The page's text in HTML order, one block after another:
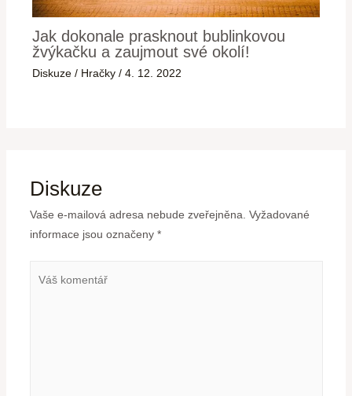
Jak dokonale prasknout bublinkovou
žvýkačku a zaujmout své okolí!
Diskuze / Hračky /4. 12. 2022
Diskuze
Vaše e-mailová adresa nebude zveřejněna. Vyžadované
informace jsou označeny *